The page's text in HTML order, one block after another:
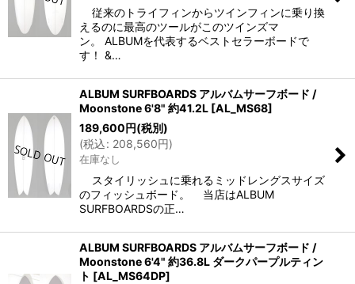
従来のトライフィンからツインフィンに乗り換
えるのに最高のツールがこのツインズマ
ン。 ALBUMを代表するベストセラーボードで
す！ &…
ALBUM SURFBOARDS アルバムサーフボード /
Moonstone 6'8" 約41.2L [AL_MS68]
189,600円(税別)
(税込: 208,560円)
在庫なし
スタイリッシュに乗れるミッドレングスサイズ
のフィッシュボード。 当店はALBUM
SURFBOARDSの正…
ALBUM SURFBOARDS アルバムサーフボード /
Moonstone 6'4" 約36.8L ダークパープルティン
ト [AL_MS64DP]